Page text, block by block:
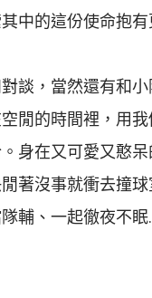
中的這份使命抱有
談，當然還有和
閒的時間裡，用
身在又可愛又憨
著沒事就衝去撞
輔、一起徹夜不眠